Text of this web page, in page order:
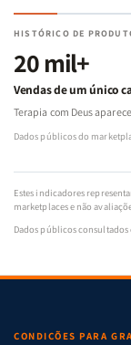
HISTÓRICO DE
20 mil+
Vendas de um único
Terapia com Deus
Dados públicos do
Estes indicadores
marketplaces e não
Dados públicos consultados
CONDIÇÕES PARA